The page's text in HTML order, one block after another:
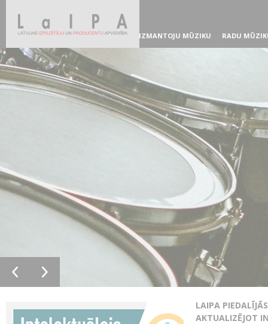
IZMANTOJU MŪZIKU RADU
LAIPA
AKTUALIZĒJOT